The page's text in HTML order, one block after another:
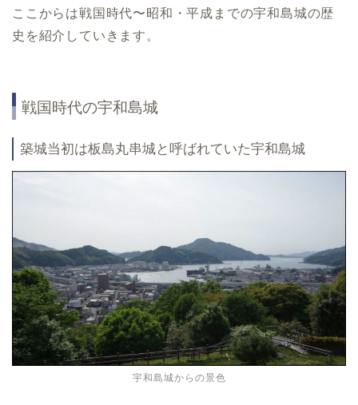
ここからは戦国時代〜昭和・平成までの宇和島城の歴
史を紹介していきます。
戦国時代の宇和島城
築城当初は板島丸串城と呼ばれていた宇和島城
宇和島城からの景色